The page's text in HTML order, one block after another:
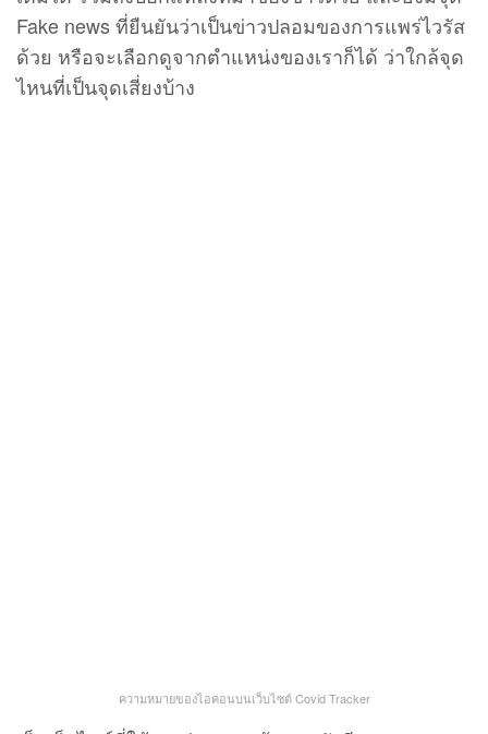
Fake news ที่ยืนยันว่าเป็นข่าวปลอมของการแพร่ไวรัส
ด้วย หรือจะเลือกดูจากตำแหน่งของเราก็ได้ ว่าใกล้จุด
ไหนที่เป็นจุดเสี่ยงบ้าง
ความหมายของไอคอนบนเว็บไซต์ Covid Tracker